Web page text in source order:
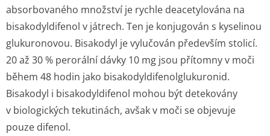
absorbovaného množství je rychle deacetylována na
bisakodyldifenol v játrech. Ten je konjugován s kyselinou
glukuronovou. Bisakodyl je vylučován především stolicí.
20 až 30 % perorální dávky 10 mg jsou přítomny v moči
během 48 hodin jako bisakodyldife­nolglukuronid.
Bisakodyl i bisakodyldifenol mohou být detekovány
v biologických tekutinách, avšak v moči se objevuje
pouze difenol.